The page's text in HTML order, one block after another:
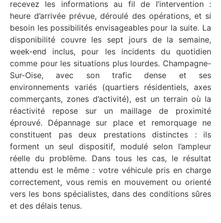
recevez les informations au fil de l’intervention :
heure d’arrivée prévue, déroulé des opérations, et si
besoin les possibilités envisageables pour la suite. La
disponibilité couvre les sept jours de la semaine,
week-end inclus, pour les incidents du quotidien
comme pour les situations plus lourdes. Champagne-
Sur-Oise, avec son trafic dense et ses
environnements variés (quartiers résidentiels, axes
commerçants, zones d’activité), est un terrain où la
réactivité repose sur un maillage de proximité
éprouvé. Dépannage sur place et remorquage ne
constituent pas deux prestations distinctes : ils
forment un seul dispositif, modulé selon l’ampleur
réelle du problème. Dans tous les cas, le résultat
attendu est le même : votre véhicule pris en charge
correctement, vous remis en mouvement ou orienté
vers les bons spécialistes, dans des conditions sûres
et des délais tenus.